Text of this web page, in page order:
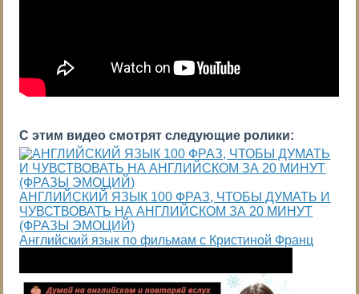
С этим видео смотрят следующие ролики:
АНГЛИЙСКИЙ ЯЗЫК 100 ФРАЗ, ЧТОБЫ ДУМАТЬ И
ЧУВСТВОВАТЬ НА АНГЛИЙСКОМ ЗА 20 МИНУТ
(ФРАЗЫ ЭМОЦИЙ)
Английский язык по фильмам с Кристиной Франц